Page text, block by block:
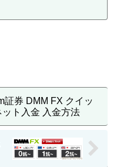
証券 DMM FX クイッ
ット入金 入金方法